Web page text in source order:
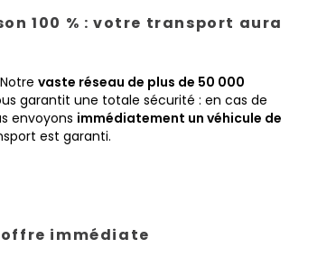
100 % : votre transport aura
vaste réseau de plus de 50 000
garantit une totale sécurité : en cas de
envoyons immédiatement un véhicule de
est garanti.
immédiate